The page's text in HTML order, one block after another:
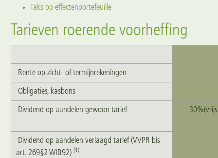
Taks op effectenportefeuille
Tarieven roerende voorheffing
Rente op zicht- of termijnrekeningen
Obligaties, kasbons
Dividend op aandelen gewoon tarief
Dividend op aandelen verlaagd tarief (VVPR bis
art. 269§2 WIB92)(1)